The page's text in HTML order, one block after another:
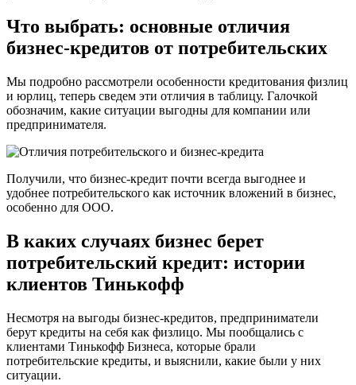
Что выбрать: основные отличия
бизнес-кредитов от потребительских
Мы подробно рассмотрели особенности кредитования физлиц
и юрлиц, теперь сведем эти отличия в таблицу. Галочкой
обозначим, какие ситуации выгодны для компании или
предпринимателя.
Получили, что бизнес-кредит почти всегда выгоднее и
удобнее потребительского как источник вложений в бизнес,
особенно для ООО.
В каких случаях бизнес берет
потребительский кредит: истории
клиентов Тинькофф
Несмотря на выгоды бизнес-кредитов, предприниматели
берут кредиты на себя как физлицо. Мы пообщались с
клиентами Тинькофф Бизнеса, которые брали
потребительские кредиты, и выяснили, какие были у них
ситуации.